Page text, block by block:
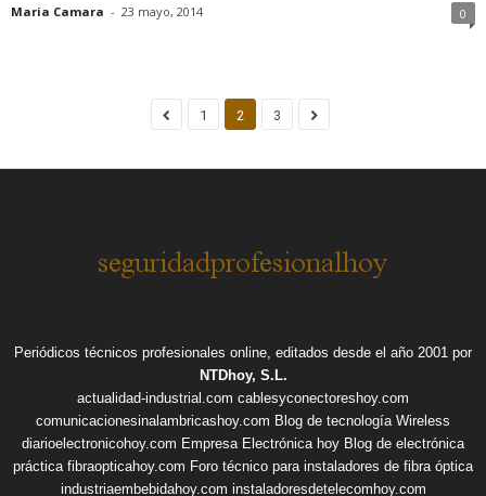
Maria Camara - 23 mayo, 2014 0
1 2 3
Periódicos técnicos profesionales online, editados desde el año 2001 por
NTDhoy, S.L.
actualidad-industrial.com cablesyconectoreshoy.com
comunicacionesinalambricashoy.com Blog de tecnología Wireless
diarioelectronicohoy.com Empresa Electrónica hoy Blog de electrónica
práctica fibraopticahoy.com Foro técnico para instaladores de fibra óptica
industriaembebidahoy.com instaladoresdetelecomhoy.com